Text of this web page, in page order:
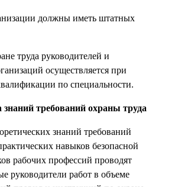
должны иметь штатных
труда руководителей и
осуществляется при
по специальности.
требований охраны труда
знаний требований
навыков безопасной
рабочих профессий проводят
руководители работ в объеме